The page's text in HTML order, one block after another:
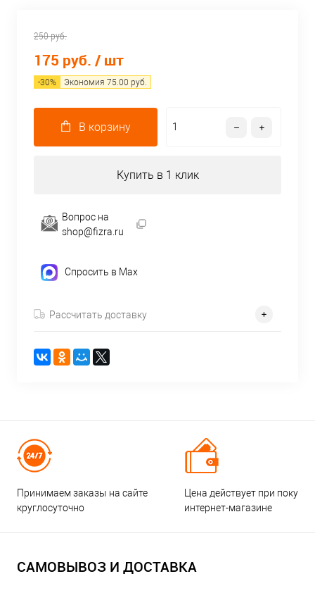
250 руб.
175 руб. / шт
-30% Экономия 75.00 руб.
В корзину
Купить в 1 клик
Вопрос на
shop@fizra.ru
Спросить в Max
Рассчитать доставку
Принимаем заказы на сайте
круглосуточно
Цена действует при
интернет-магазине
САМОВЫВОЗ И ДОСТАВКА